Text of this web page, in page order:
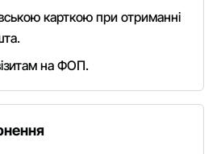
карткою при отриманні
на ФОП.